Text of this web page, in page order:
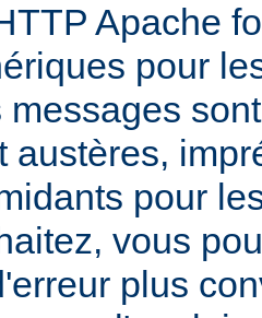
Apache
pour
messages
austères,
pour
vous
plus